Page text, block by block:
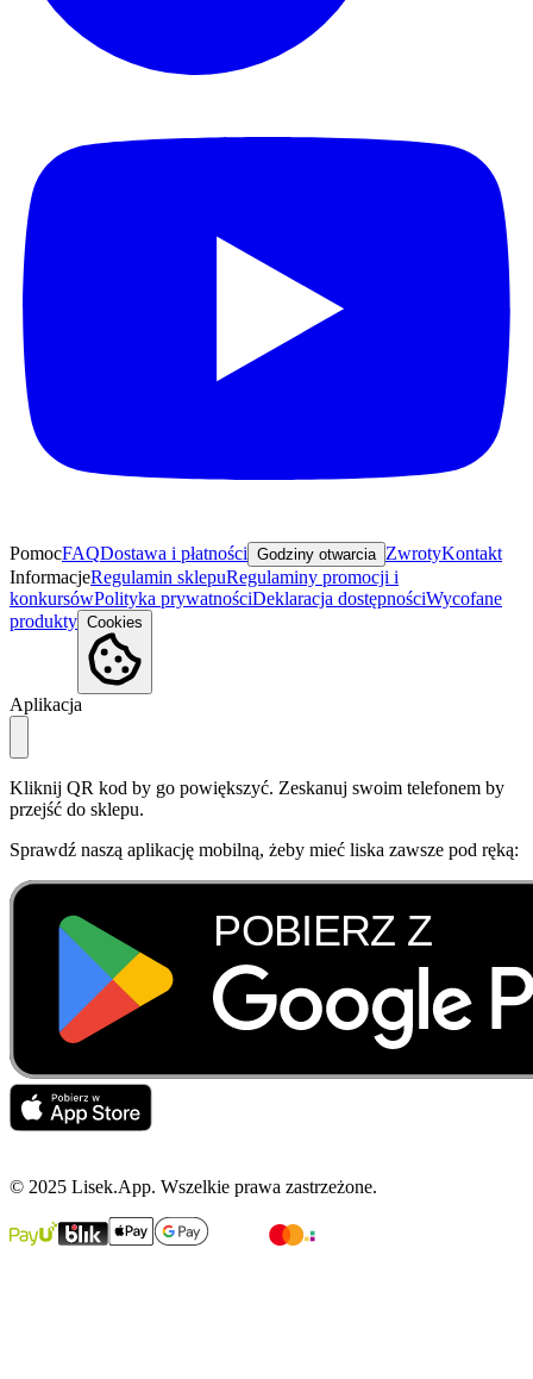
PomocFAQDostawa i płatności Godziny otwarcia ZwrotyKontakt
InformacjeRegulamin sklepuRegulaminy promocji i
konkursówPolityka prywatnościDeklaracja dostępnościWycofane
produkty Cookies
Aplikacja
Kliknij QR kod by go powiększyć. Zeskanuj swoim telefonem by
przejść do sklepu.
Sprawdź naszą aplikację mobilną, żeby mieć liska zawsze pod ręką:
© 2025 Lisek.App. Wszelkie prawa zastrzeżone.